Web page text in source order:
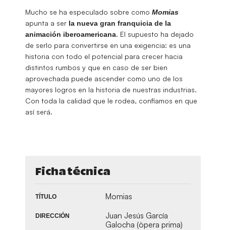
Mucho se ha especulado sobre como Momias
apunta a ser la nueva gran franquicia de la
animación iberoamericana. El supuesto ha dejado
de serlo para convertirse en una exigencia: es una
historia con todo el potencial para crecer hacia
distintos rumbos y que en caso de ser bien
aprovechada puede ascender como uno de los
mayores logros en la historia de nuestras industrias.
Con toda la calidad que le rodea, confiamos en que
así será.
Ficha técnica
TÍTULO Momias
DIRECCIÓN
Juan Jesús García
Galocha (òpera prima)